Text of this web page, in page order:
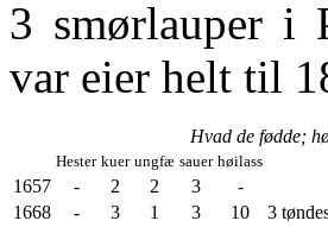
3 smørlauper i
var eier helt til
Hvad de fødde;
Hester kuer ungfæ sauer høilass
1657 - 2 2 3 -
1668
- 3 1 3 10
3